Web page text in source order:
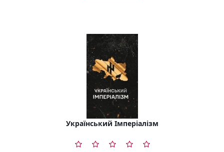
Український Імперіалізм